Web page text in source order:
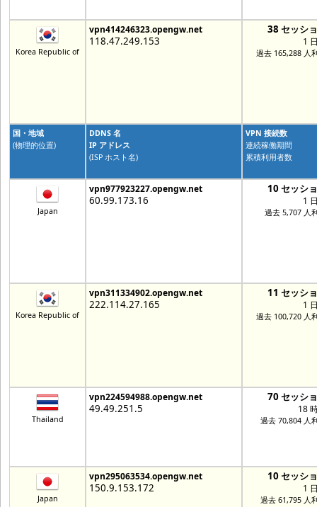
Korea Republic of
vpn414246323.opengw.net
118.47.249.153
38 セッシ
1
過去 165,288 人
国・地域
(物理的位置)
DDNS 名
IP アドレス
(ISP ホスト名)
VPN 接続数
連続稼働期間
累積利用者数
Japan
vpn977923227.opengw.net
60.99.173.16
10 セッシ
1
過去 5,707 人
Korea Republic of
vpn311334902.opengw.net
222.114.27.165
11 セッシ
1
過去 100,720 人
Thailand
vpn224594988.opengw.net
49.49.251.5
70 セッシ
18
過去 70,804 人
Japan
vpn295063534.opengw.net
150.9.153.172
10 セッシ
1
過去 61,795 人